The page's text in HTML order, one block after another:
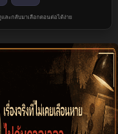
ละกลับมาเลือกตอนต่อได้ง่าย